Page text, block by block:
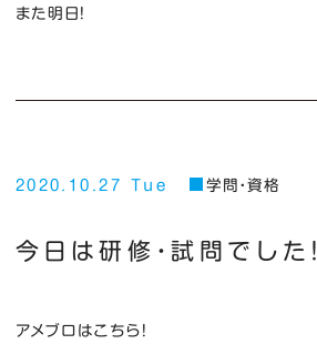
また明日！
2020.10.27 Tue 学問・資格
今日は研修・試問でした！
アメブロはこちら！